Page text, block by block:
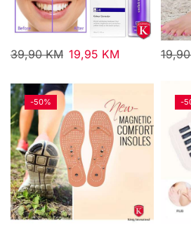
39,90KM 19,95 KM
-50% -